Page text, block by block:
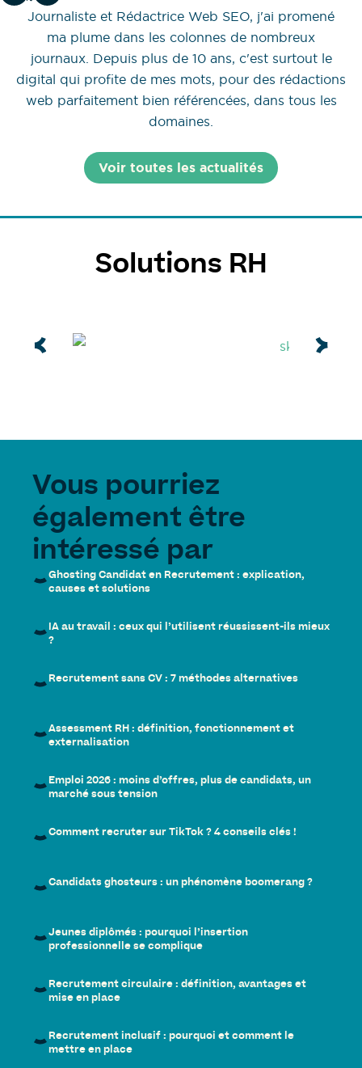
Journaliste et Rédactrice Web SEO, j'ai promené
ma plume dans les colonnes de nombreux
journaux. Depuis plus de 10 ans, c'est surtout le
digital qui profite de mes mots, pour des rédactions
web parfaitement bien référencées, dans tous les
domaines.
Voir toutes les actualités
Solutions RH
Vous pourriez
également être
intéressé par
Ghosting Candidat en Recrutement : explication,
causes et solutions
IA au travail : ceux qui l’utilisent réussissent-ils mieux
?
Recrutement sans CV : 7 méthodes alternatives
Assessment RH : définition, fonctionnement et
externalisation
Emploi 2026 : moins d’offres, plus de candidats, un
marché sous tension
Comment recruter sur TikTok ? 4 conseils clés !
Candidats ghosteurs : un phénomène boomerang ?
Jeunes diplômés : pourquoi l’insertion
professionnelle se complique
Recrutement circulaire : définition, avantages et
mise en place
Recrutement inclusif : pourquoi et comment le
mettre en place